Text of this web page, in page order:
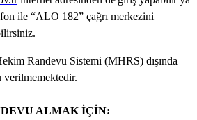
ile “ALO 182” çağrı merkezini
Randevu Sistemi (MHRS) dışında
verilmemektedir.
ALMAK İÇİN: